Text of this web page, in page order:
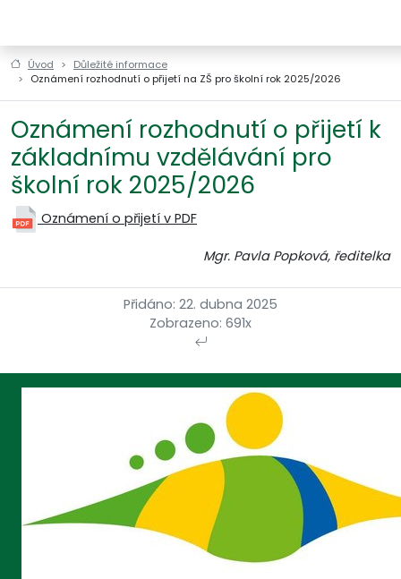
Úvod
Důležité informace
Oznámení rozhodnutí o přijetí na ZŠ pro školní rok 2025/2026
Oznámení rozhodnutí o přijetí k
základnímu vzdělávání pro
školní rok 2025/2026
Oznámení o přijetí v PDF
Mgr. Pavla Popková, ředitelka
Přidáno: 22. dubna 2025
Zobrazeno: 691x